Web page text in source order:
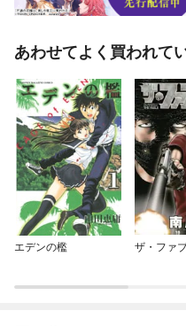
あわせてよく買われて
エデンの檻 ザ・ファ